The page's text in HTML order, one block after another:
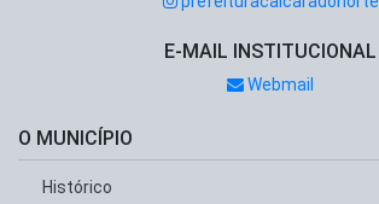
E-MAIL INSTITUCIONAL
Webmail
O MUNICÍPIO
Histórico